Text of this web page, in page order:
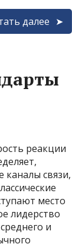
далее
реакции
каналы связи,
место
лидерство
и